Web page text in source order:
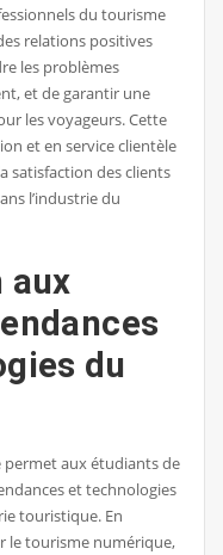
du tourisme
relations positives
les problèmes
et de garantir une
les voyageurs. Cette
et en service clientèle
satisfaction des clients
l’industrie du
aux
du
aux étudiants de
et technologies
touristique. En
le tourisme numérique,